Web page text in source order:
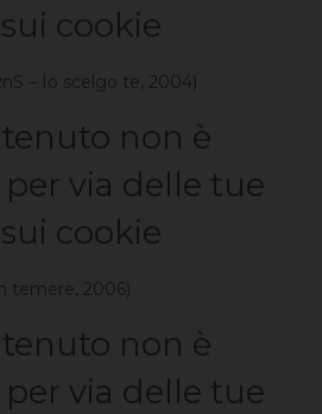
sui cookie
– Io scelgo te, 2004)
non è
via delle tue
sui cookie
temere, 2006)
non è
via delle tue